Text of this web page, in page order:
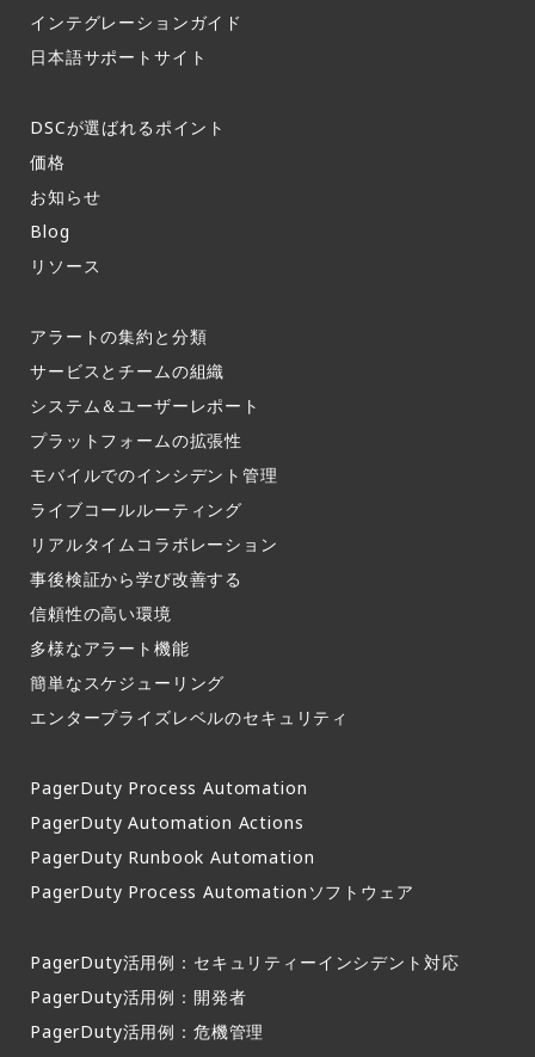
インテグレーションガイド​
日本語サポートサイト​
DSCが選ばれるポイント
価格
お知らせ​
Blog
リソース
アラートの集約と分類​
サービスとチームの組織​
システム＆ユーザーレポート​
プラットフォームの拡張性
モバイルでのインシデント管理​
ライブコールルーティング​
リアルタイムコラボレーション​
事後検証から学び改善する
信頼性の高い環境​
多様なアラート機能​
簡単なスケジューリング​
エンタープライズレベルのセキュリティ
PagerDuty Process Automation
PagerDuty Automation Actions
PagerDuty Runbook Automation
PagerDuty Process Automationソフトウェア
PagerDuty活用例：セキュリティーインシデント対応
PagerDuty活用例：開発者
PagerDuty活用例：危機管理